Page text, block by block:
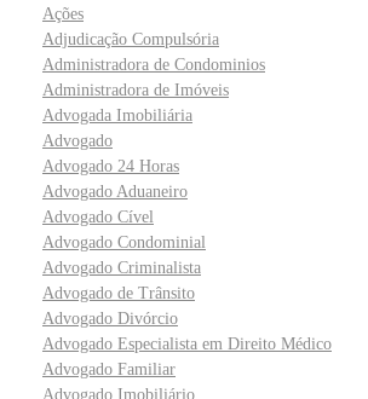
Ações
Adjudicação Compulsória
Administradora de Condominios
Administradora de Imóveis
Advogada Imobiliária
Advogado
Advogado 24 Horas
Advogado Aduaneiro
Advogado Cível
Advogado Condominial
Advogado Criminalista
Advogado de Trânsito
Advogado Divórcio
Advogado Especialista em Direito Médico
Advogado Familiar
Advogado Imobiliário